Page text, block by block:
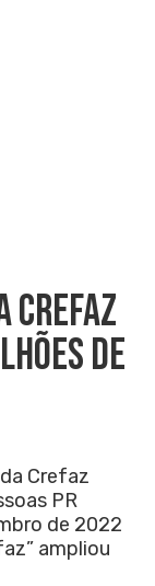
CREFAZ
DE
Crefaz
PR
de 2022
ampliou